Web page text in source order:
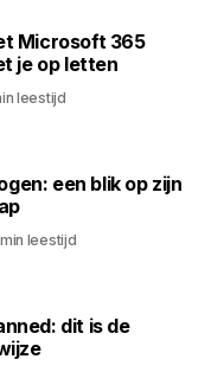
Microsoft 365
je op letten
leestijd
een blik op zijn
min leestijd
dit is de